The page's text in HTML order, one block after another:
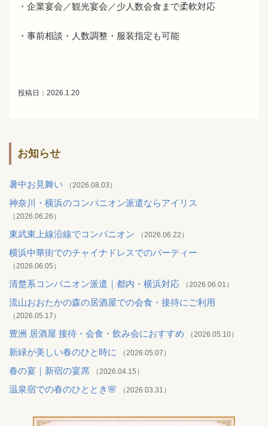
・企業宴会／観光宴会／少人数会食まで柔軟対応
・事前相談・人数調整・服装指定も可能
投稿日：2026.1.20
お知らせ
暑中お見舞い （2026.08.03）
神奈川・横浜のコンパニオン派遣ならアイリス
（2026.06.26）
東武東上線沿線でコンパニオン （2026.06.22）
横浜中華街でのチャイナドレスでのパーティー
（2026.06.05）
清楚系コンパニオン派遣｜都内・横浜対応 （2026.06.01）
流山おおたかの森の居酒屋での会食・接待にご利用
（2026.05.17）
豊洲 居酒屋 接待・会食・飲み会におすすめ （2026.05.10）
新緑が美しい春のひと時に （2026.05.07）
春の宴｜新宿の宴席 （2026.04.15）
温泉宿での春のひととき🌸 （2026.03.31）